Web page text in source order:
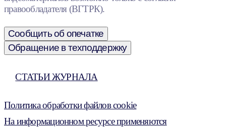
правообладателя (ВГТРК).
Сообщить об опечатке
Обращение в техподдержку
СТАТЬИ ЖУРНАЛА
Политика обработки файлов cookie
На информационном ресурсе применяются